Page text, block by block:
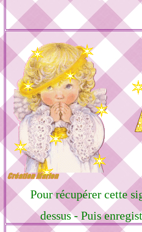
Pour récupérer cette
dessus - Puis